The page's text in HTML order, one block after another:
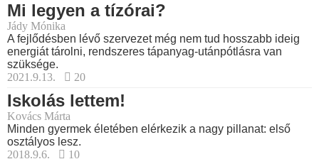
Mi legyen a tízórai?
Jády Mónika
A fejlődésben lévő szervezet még nem tud hosszabb ideig
energiát tárolni, rendszeres tápanyag-utánpótlásra van
szüksége.
2021.9.13.
20
Iskolás lettem!
Kovács Márta
Minden gyermek életében elérkezik a nagy pillanat: első
osztályos lesz.
2018.9.6.
10